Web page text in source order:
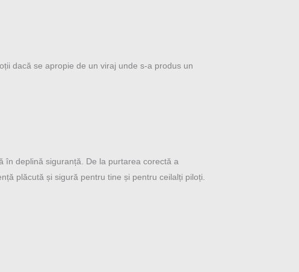
dacă se apropie de un viraj unde s-a produs un
în deplină siguranță. De la purtarea corectă a
plăcută și sigură pentru tine și pentru ceilalți piloți.